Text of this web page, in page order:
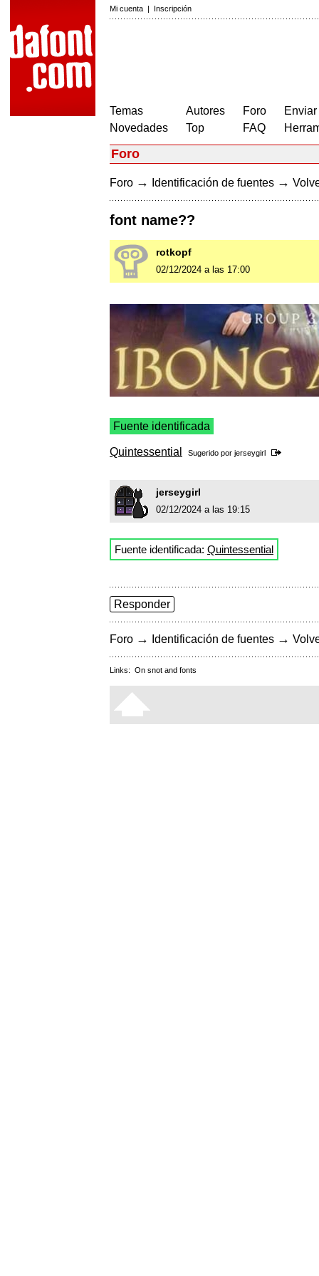
Mi cuenta | Inscripción
Temas
Novedades
Autores
Top
Foro
FAQ
Foro
Foro → Identificación de fuentes →
font name??
rotkopf
02/12/2024 a las 17:00
Fuente identificada
Quintessential Sugerido por jerseygirl
jerseygirl
02/12/2024 a las 19:15
Fuente identificada: Quintessential
Responder
Foro → Identificación de fuentes →
Links: On snot and fonts